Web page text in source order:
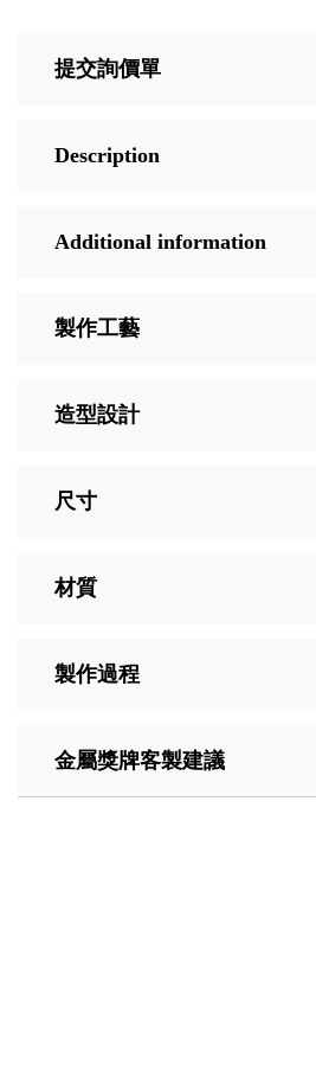
提交詢價單
Description
Additional information
製作工藝
造型設計
尺寸
材質
製作過程
金屬獎牌客製建議